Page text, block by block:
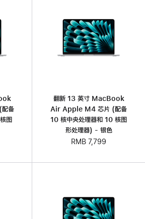
备
图
翻新 13 英寸 MacBook
Air Apple M4 芯片 (配备
10 核中央处理器和 10 核图
形处理器) - 银色
RMB 7,799